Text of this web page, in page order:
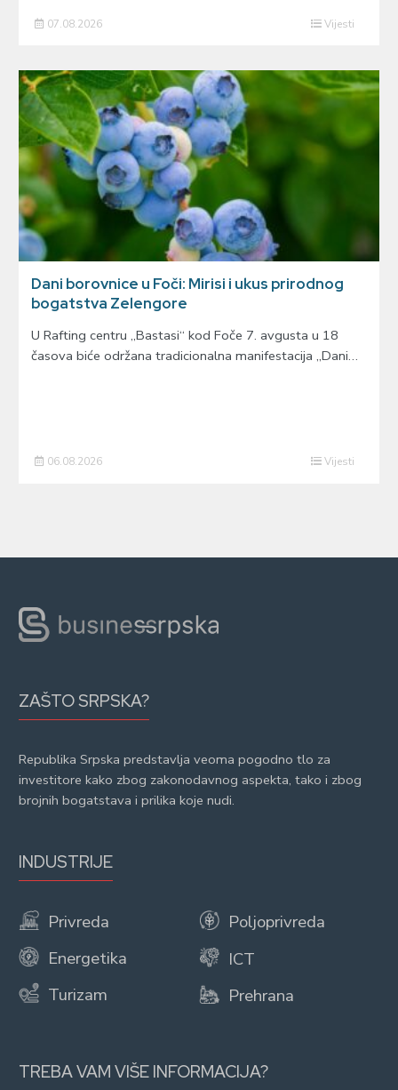
07.08.2026 Vijesti
Dani borovnice u Foči: Mirisi i ukus prirodnog
bogatstva Zelengore
U Rafting centru „Bastasi“ kod Foče 7. avgusta u 18
časova biće održana tradicionalna manifestacija „Dani…
06.08.2026 Vijesti
ZAŠTO SRPSKA?
Republika Srpska predstavlja veoma pogodno tlo za
investitore kako zbog zakonodavnog aspekta, tako i zbog
brojnih bogatstava i prilika koje nudi.
INDUSTRIJE
Privreda
Energetika
Turizam
Poljoprivreda
ICT
Prehrana
TREBA VAM VIŠE INFORMACIJA?